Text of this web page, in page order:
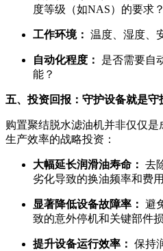
度等级（如NAS）的要求？
工作环境： 温度、湿度、
自动化程度：
是否需要自
能？
五、投资回报：守护设备就是守
购置聚结脱水滤油机并非仅仅
生产效率的战略投资：
大幅延长润滑油寿命： 去
劣化导致的换油频率和费用
显著降低设备故障率： 避
致的意外停机和关键部件
提升设备运行效率： 保持